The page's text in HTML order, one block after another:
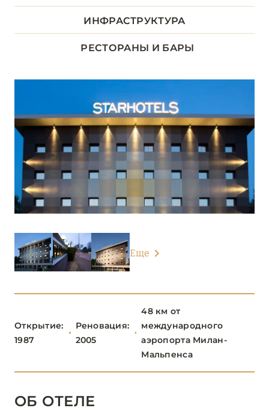
КАМПАНИЯ 5
ЛАЦИО
ЛОМБАРДИЯ
Grand Hotel Fasano
Grand Hotel Tremezzo
Grand Hotel Victoria Concept & Spa
Hotel Royal Victoria
Hotel Villa Cipressi
L’Albereta Relais & Châteaux
Lefay Resort & SPA Lago di Garda
Passalacqua
ИНФРАСТРУКТУРА
РЕСТОРАНЫ И БАРЫ
Еще
Открытие:
1987
Реновация:
2005
48 км от
международного
аэропорта Милан-
Мальпенса
ОБ ОТЕЛЕ